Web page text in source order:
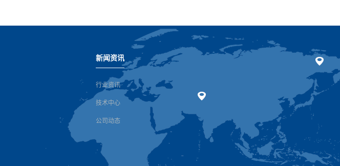
新闻资讯
行业资讯
技术中心
公司动态